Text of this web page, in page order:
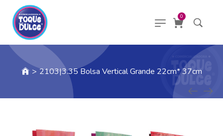
0
> 2103|3.35 Bolsa Vertical Grande 22cm* 37cm